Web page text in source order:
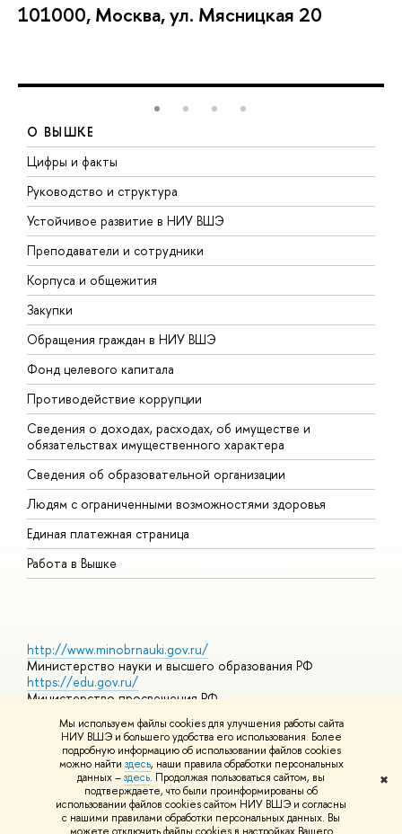
Мы используем файлы cookies для улучшения работы сайта
НИУ ВШЭ и большего удобства его использования. Более
подробную информацию об использовании файлов cookies
можно найти здесь, наши правила обработки персональных
данных –здесь. Продолжая пользоваться сайтом, вы
подтверждаете, что были проинформированы об
использовании файлов cookies сайтом НИУ ВШЭ и согласны
с нашими правилами обработки персональных данных. Вы
✖
101000, Москва, ул. Мясницкая 20
О ВЫШКЕ
Цифры и факты
Руководство и структура
Устойчивое развитие в НИУ ВШЭ
Преподаватели и сотрудники
Корпуса и общежития
Закупки
Обращения граждан в НИУ ВШЭ
Фонд целевого капитала
Противодействие коррупции
Сведения о доходах, расходах, об имуществе и
обязательствах имущественного характера
Сведения об образовательной организации
Людям с ограниченными возможностями здоровья
Единая платежная страница
Работа в Вышке
http://www.minobrnauki.gov.ru/
Министерство науки и высшего образования РФ
https://edu.gov.ru/
Министерство просвещения РФ
https://elearning.hse.ru/mooc
Массовые открытые онлайн-курсы
© НИУ ВШЭ 1993–2026 Адреса и контактыУсловия
использования материалов Политика конфиденциальности
Шрифты HSE Sans и HSE Slab разработаны вШколе дизайна НИУ